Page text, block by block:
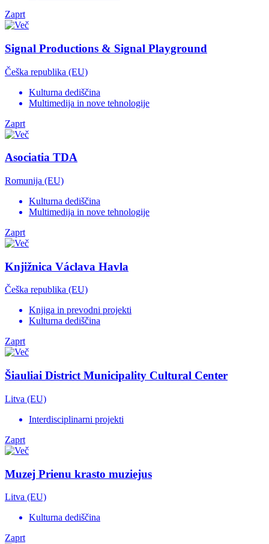
Zaprt
Signal Productions & Signal Playground
Češka republika (EU)
Kulturna dediščina
Multimedija in nove tehnologije
Zaprt
Asociatia TDA
Romunija (EU)
Kulturna dediščina
Multimedija in nove tehnologije
Zaprt
Knjižnica Václava Havla
Češka republika (EU)
Knjiga in prevodni projekti
Kulturna dediščina
Zaprt
Šiauliai District Municipality Cultural Center
Litva (EU)
Interdisciplinarni projekti
Zaprt
Muzej Prienu krasto muziejus
Litva (EU)
Kulturna dediščina
Zaprt